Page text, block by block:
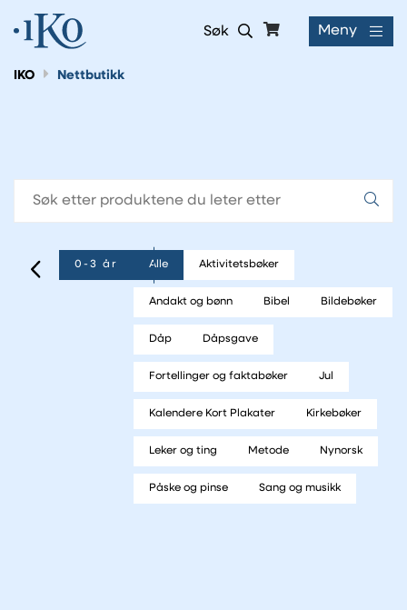
Søk Meny
IKO Nettbutikk
0-3 år Alle Aktivitetsbøker
Andakt og bønn Bibel Bildebøker
Dåp Dåpsgave
Fortellinger og faktabøker Jul
Kalendere Kort Plakater Kirkebøker
Leker og ting Metode Nynorsk
Påske og pinse Sang og musikk